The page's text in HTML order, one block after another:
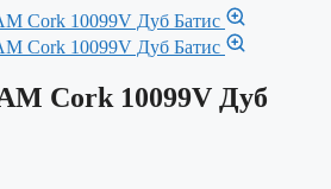
Cork 10099V Дуб